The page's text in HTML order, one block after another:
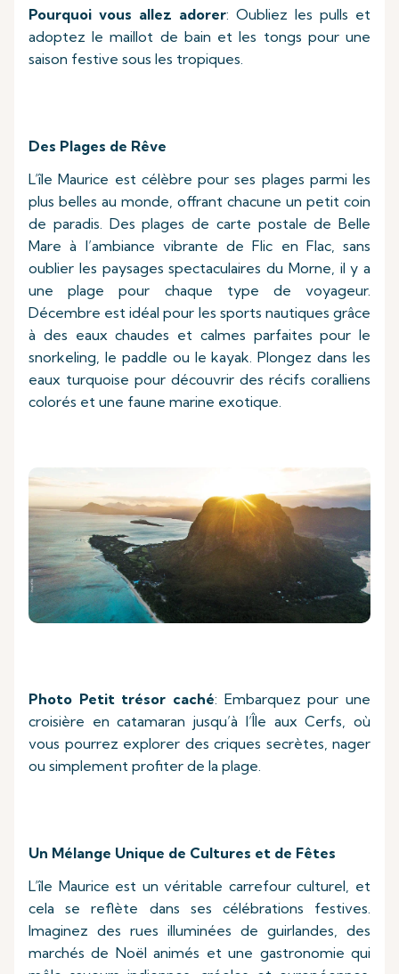
Pourquoi vous allez adorer: Oubliez les pulls et
adoptez le maillot de bain et les tongs pour une
saison festive sous les tropiques.
Des Plages de Rêve
L’île Maurice est célèbre pour ses plages parmi les
plus belles au monde, offrant chacune un petit coin
de paradis. Des plages de carte postale de Belle
Mare à l’ambiance vibrante de Flic en Flac, sans
oublier les paysages spectaculaires du Morne, il y a
une plage pour chaque type de voyageur.
Décembre est idéal pour les sports nautiques grâce
à des eaux chaudes et calmes parfaites pour le
snorkeling, le paddle ou le kayak. Plongez dans les
eaux turquoise pour découvrir des récifs coralliens
colorés et une faune marine exotique.
Photo Petit trésor caché: Embarquez pour une
croisière en catamaran jusqu’à l’Île aux Cerfs, où
vous pourrez explorer des criques secrètes, nager
ou simplement profiter de la plage.
Un Mélange Unique de Cultures et de Fêtes
L’île Maurice est un véritable carrefour culturel, et
cela se reflète dans ses célébrations festives.
Imaginez des rues illuminées de guirlandes, des
marchés de Noël animés et une gastronomie qui